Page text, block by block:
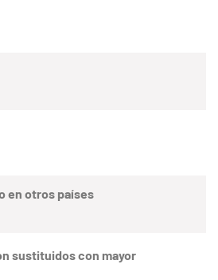
en otros países
sustituidos con mayor